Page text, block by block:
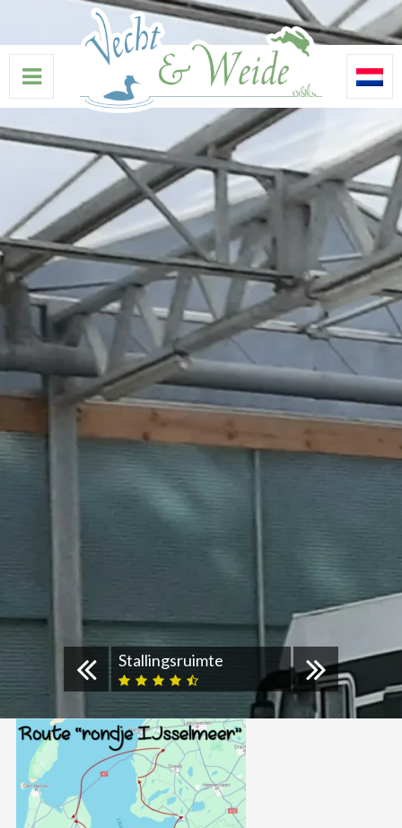
Stallingsruimte